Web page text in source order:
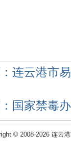
：连云港市
国家禁毒
© 2008-2026 连云